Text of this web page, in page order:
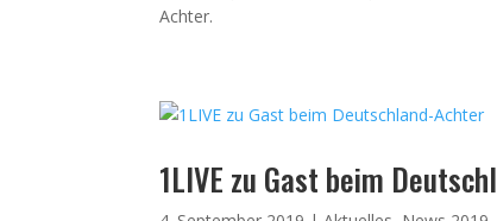
Achter.
1LIVE zu Gast beim